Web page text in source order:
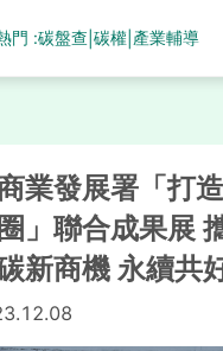
門 :碳盤查 碳權| 產業輔導
業發展署「打
」聯合成果展
新商機 永續共